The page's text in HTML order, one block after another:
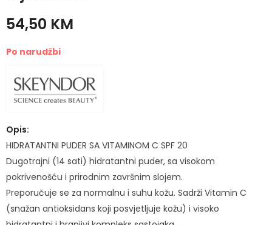
54,50 KM
Po narudžbi
Opis:
HIDRATANTNI PUDER SA VITAMINOM C SPF 20
Dugotrajni (14 sati) hidratantni puder, sa visokom
pokrivenošću i prirodnim završnim slojem.
Preporučuje se za normalnu i suhu kožu. Sadrži Vitamin C
(snažan antioksidans koji posvjetljuje kožu) i visoko